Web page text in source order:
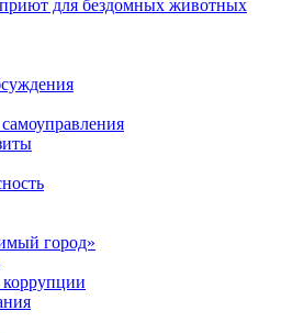
для бездомных животных
город»